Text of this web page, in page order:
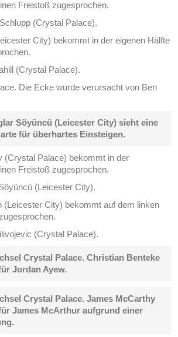
Freistoß zugesprochen.
(Crystal Palace).
City) bekommt in der eigenen Hälfte
(Crystal Palace).
Die Ecke wurde verursacht von Ben
Söyüncü (Leicester City) sieht eine
für überhartes Einsteigen.
(Crystal Palace) bekommt in der
Freistoß zugesprochen.
(Leicester City).
(Leicester City) bekommt auf dem linken
(Crystal Palace).
Crystal Palace. Christian Benteke
Jordan Ayew.
Crystal Palace. James McCarthy
James McArthur aufgrund einer